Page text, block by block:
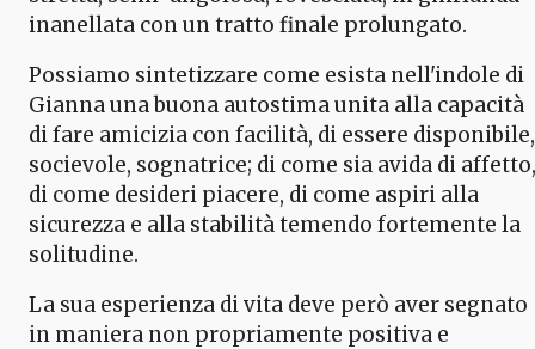
inanellata con un tratto finale prolungato.
Possiamo sintetizzare come esista nell'indole di
Gianna una buona autostima unita alla capacità
di fare amicizia con facilità, di essere disponibile,
socievole, sognatrice; di come sia avida di affetto,
di come desideri piacere, di come aspiri alla
sicurezza e alla stabilità temendo fortemente la
solitudine.
La sua esperienza di vita deve però aver segnato
in maniera non propriamente positiva e